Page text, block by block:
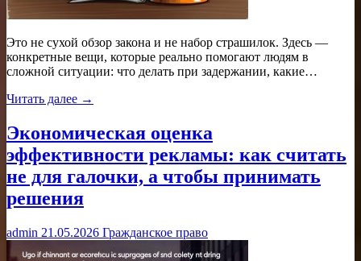
Это не сухой обзор закона и не набор страшилок. Здесь —
конкретные вещи, которые реально помогают людям в
сложной ситуации: что делать при задержании, какие…
Читать далее →
Экономическая оценка
эффективности рекламы: как считать
не для галочки, а чтобы принимать
решения
admin 21.05.2026 Гражданское право